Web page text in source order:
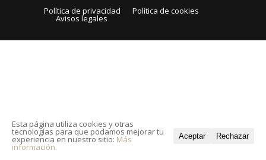
Política de privacidad
Política de cookies
Avisos legales
Esta página utiliza cookies y otras
tecnologías para que podamos mejorar tu
experiencia en nuestro sitio: Más
información.
Aceptar Rechazar